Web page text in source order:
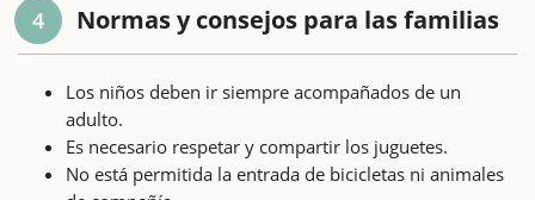
4 Normas y consejos para las familias
Los niños deben ir siempre acompañados de un
adulto.
Es necesario respetar y compartir los juguetes.
No está permitida la entrada de bicicletas ni animales